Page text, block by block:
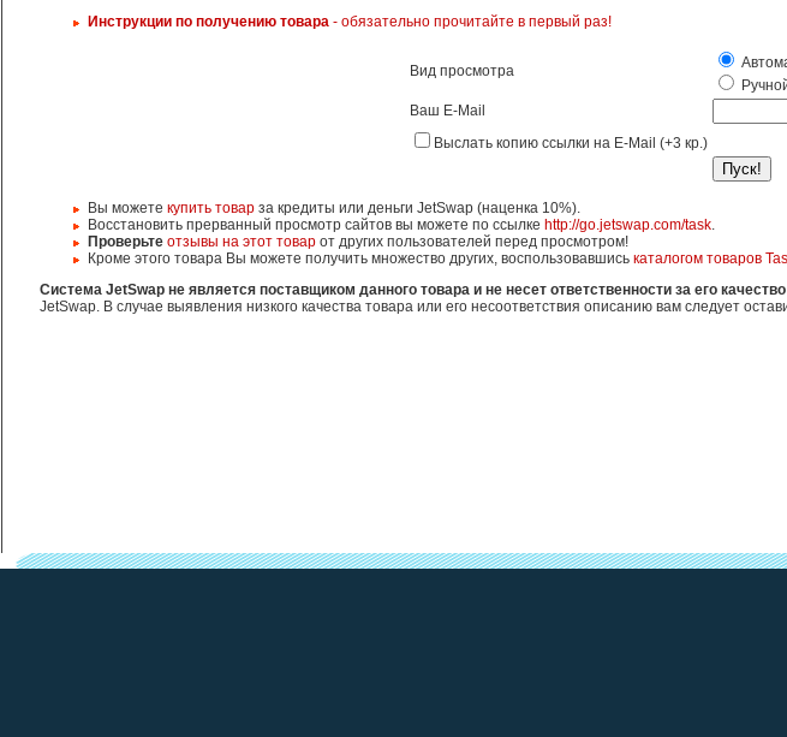
Инструкции по получению товара - обязательно прочитайте в первый раз!
Вид просмотра
Ваш E-Mail
Выслать копию ссылки на E-Mail (+3 кр.)
Вы можете купить товар за кредиты или деньги JetSwap (наценка 10%).
Восстановить прерванный просмотр сайтов вы можете по ссылке http://go.jetswap.com/task.
Проверьте отзывы на этот товар от других пользователей перед просмотром!
Кроме этого товара Вы можете получить множество других, воспользовавшись каталогом товаров
Система JetSwap не является поставщиком данного товара и не несет ответственности за его
JetSwap. В случае выявления низкого качества товара или его несоответствия описанию вам следует